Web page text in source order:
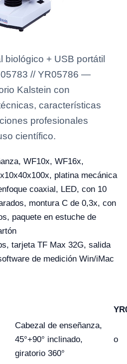
biológico + USB portátil
// YR05786 —
Kalstein con
características
profesionales
científico.
WF10x, WF16x,
platina mecánica
coaxial, LED, con 10
montura C de 0,3x, con
paquete en estuche de
tarjeta TF Max 32G, salida
de medición Win/iMac
Cabezal de enseñanza,
45°+90° inclinado,
giratorio 360°
o